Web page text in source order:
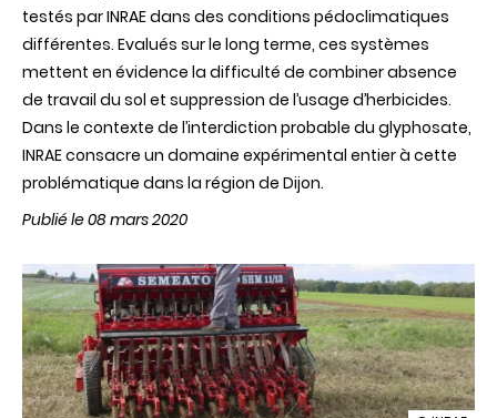
testés par INRAE dans des conditions pédoclimatiques
différentes. Evalués sur le long terme, ces systèmes
mettent en évidence la difficulté de combiner absence
de travail du sol et suppression de l’usage d’herbicides.
Dans le contexte de l’interdiction probable du glyphosate,
INRAE consacre un domaine expérimental entier à cette
problématique dans la région de Dijon.
Publié le 08 mars 2020